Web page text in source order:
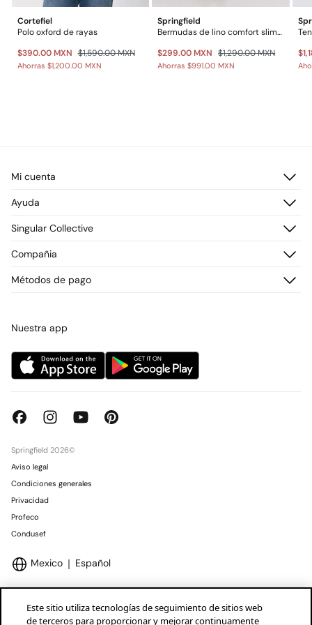
Cortefiel
Polo oxford de rayas
$390.00 MXN $1,590.00 MXN
Ahorras $1,200.00 MXN
Springfield
Bermudas de lino comfort slim fit
$299.00 MXN $1,290.00 MXN
Ahorras$991.00 MXN
Mi cuenta
Registrarme
Direcciones de envío
Ayuda
Preguntas frecuentes
Envío
Promociones vigentes
Singular Collective
¡Únete!
Compañia
Tiendas
Métodos de pago
Nuestra app
Springfield 2026©
Aviso legal
Condiciones generales
Privacidad
Profeco
Condusef
Mexico Español
Este sitio utiliza tecnologías de seguimiento de sitios web
de terceros para proporcionar y mejorar continuamente